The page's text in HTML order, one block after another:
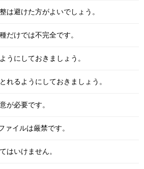
は避けた方がよいでしょう。
だけでは不完全です。
うにしておきましょう。
れるようにしておきましょう。
が必要です。
ァイルは厳禁です。
はいけません。